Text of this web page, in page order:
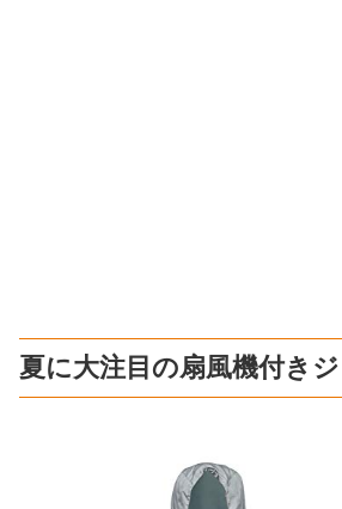
夏に大注目の扇風機付き